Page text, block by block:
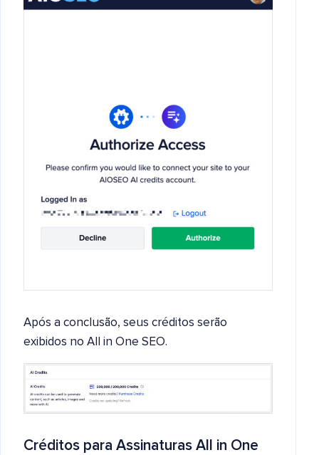
Após a conclusão, seus créditos serão
exibidos no All in One SEO.
Créditos para Assinaturas All in One